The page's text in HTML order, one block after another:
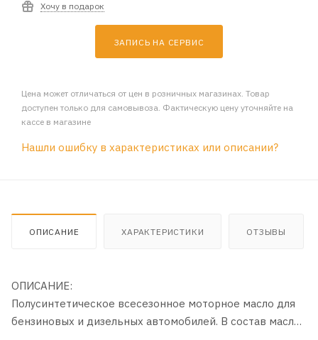
Хочу в подарок
ЗАПИСЬ НА СЕРВИС
Цена может отличаться от цен в розничных магазинах. Товар
доступен только для самовывоза. Фактическую цену уточняйте на
кассе в магазине
Нашли ошибку в характеристиках или описании?
ОПИСАНИЕ ХАРАКТЕРИСТИКИ ОТЗЫВЫ
ОПИСАНИЕ:
Полусинтетическое всесезонное моторное масло для
бензиновых и дизельных автомобилей. В состав масла